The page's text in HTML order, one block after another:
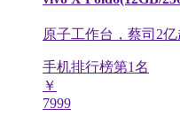
原子工作台，蔡司2
手机排行榜第1名
￥
7999